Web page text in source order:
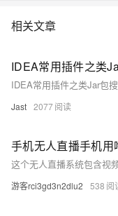
相关文章
IDEA常用插件之类
IDEA常用插件之类Jar包
Jast 2077
游客rci3gd3n2dlu2 538